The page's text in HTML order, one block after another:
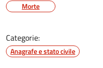
Morte
Categorie:
Anagrafe e stato civile